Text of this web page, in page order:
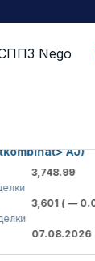
Nego
AJ)
3,748.99
3,601( — 0.0 )
07.08.2026